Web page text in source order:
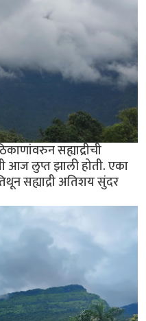
सह्याद्रीची
आज लुप्त झाली होती. एका
सह्याद्री अतिशय सुंदर